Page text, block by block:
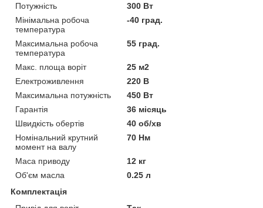
Потужність
300 Вт
Мінімальна робоча
температура
-40 град.
Максимальна робоча
температура
55 град.
Макс. площа воріт
25 м2
Електроживлення
220 В
Максимальна потужність
450 Вт
Гарантія
36 місяць
Швидкість обертів
40 об/хв
Номінальний крутний
момент на валу
70 Нм
Маса приводу
12 кг
Об'єм масла
0.25 л
Комплектація